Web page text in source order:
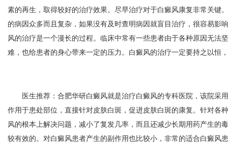
素的再生，取得较好的治疗效果。尽早治疗对于白癜风康复非常关键
的病因众多而且复杂，如果没有及时查明病因就盲目治疗，很容易影
风的治疗是一个漫长的过程。临床中常有一些患者由于各种原因无法
难，也给患者的身心带来一定的压力。白癜风的治疗一定要持之以恒
医生推荐：合肥华研白癜风就是治疗白癜风的专科医院，该院采
作用于患处部位，直接针对皮肤白斑，促进皮肤白斑的康复。针对各
风的根本上解决问题，减小了复发几率，而且还减少长期用药产生的
较有效的。对白癜风患者产生的副作用也比较小，非常的适合白癜风